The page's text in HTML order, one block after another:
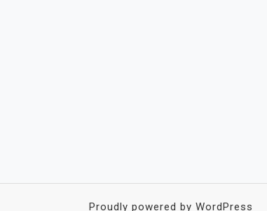
Proudly powered by WordPress